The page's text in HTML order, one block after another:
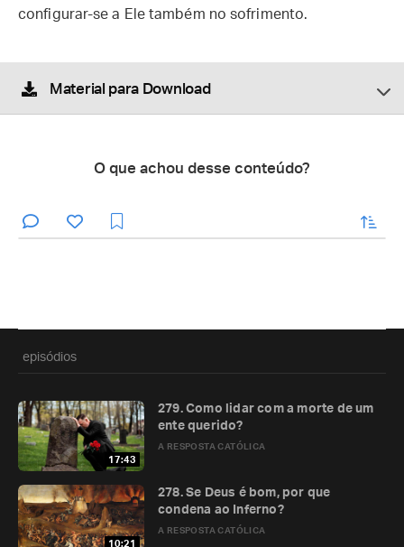
configurar-se a Ele também no sofrimento.
Material para Download
O que achou desse conteúdo?
enviar
episódios
17:43
A RESPOSTA CATÓLICA
279. Como lidar com a morte de um
ente querido?
10:21
A RESPOSTA CATÓLICA
278. Se Deus é bom, por que
condena ao Inferno?